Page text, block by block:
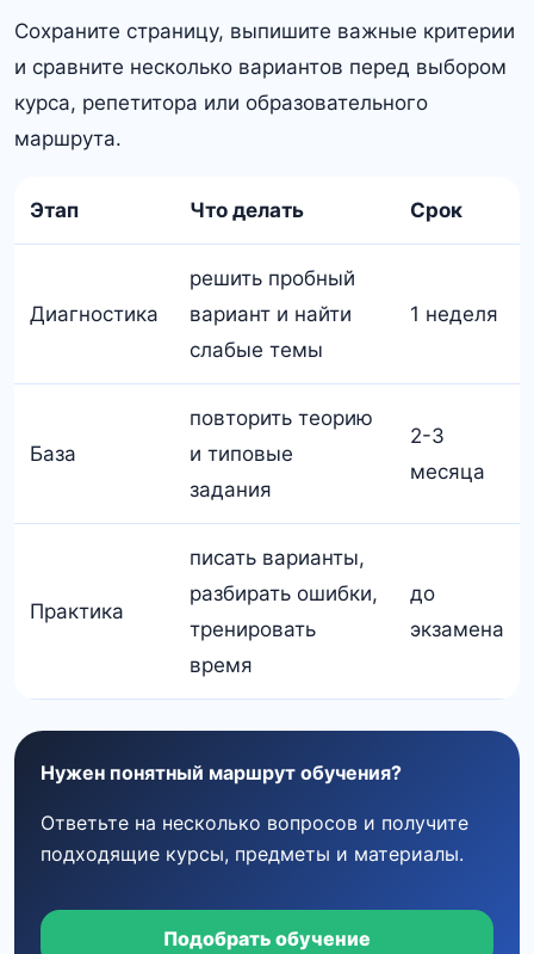
Сохраните страницу, выпишите важные критерии
и сравните несколько вариантов перед выбором
курса, репетитора или образовательного
маршрута.
Этап Что делать Срок
Диагностика
решить пробный
вариант и найти
слабые темы
1 неделя
База
повторить теорию
и типовые
задания
2-3
месяца
Практика
писать варианты,
разбирать ошибки,
тренировать
время
до
экзамена
Нужен понятный маршрут обучения?
Ответьте на несколько вопросов и получите
подходящие курсы, предметы и материалы.
Подобрать обучение